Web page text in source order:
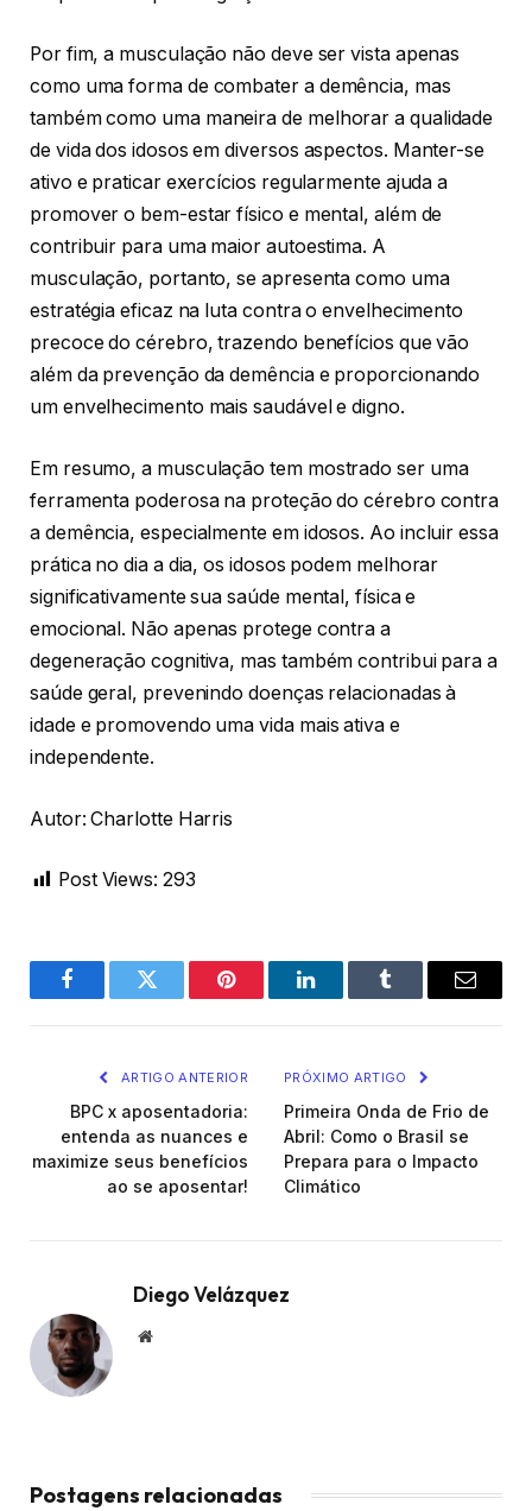
Por fim, a musculação não deve ser vista apenas
como uma forma de combater a demência, mas
também como uma maneira de melhorar a qualidade
de vida dos idosos em diversos aspectos. Manter-se
ativo e praticar exercícios regularmente ajuda a
promover o bem-estar físico e mental, além de
contribuir para uma maior autoestima. A
musculação, portanto, se apresenta como uma
estratégia eficaz na luta contra o envelhecimento
precoce do cérebro, trazendo benefícios que vão
além da prevenção da demência e proporcionando
um envelhecimento mais saudável e digno.
Em resumo, a musculação tem mostrado ser uma
ferramenta poderosa na proteção do cérebro contra
a demência, especialmente em idosos. Ao incluir essa
prática no dia a dia, os idosos podem melhorar
significativamente sua saúde mental, física e
emocional. Não apenas protege contra a
degeneração cognitiva, mas também contribui para a
saúde geral, prevenindo doenças relacionadas à
idade e promovendo uma vida mais ativa e
independente.
Autor: Charlotte Harris
Post Views: 293
FacebookTwitter Pinterest LinkedInTumblr Email
ARTIGO ANTERIOR
BPC x aposentadoria:
entenda as nuances e
maximize seus benefícios
ao se aposentar!
PRÓXIMO ARTIGO
Primeira Onda de Frio de
Abril: Como o Brasil se
Prepara para o Impacto
Climático
Diego Velázquez
Website
Postagens relacionadas